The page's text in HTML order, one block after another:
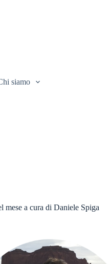
siamo
mese a cura di Daniele Spiga